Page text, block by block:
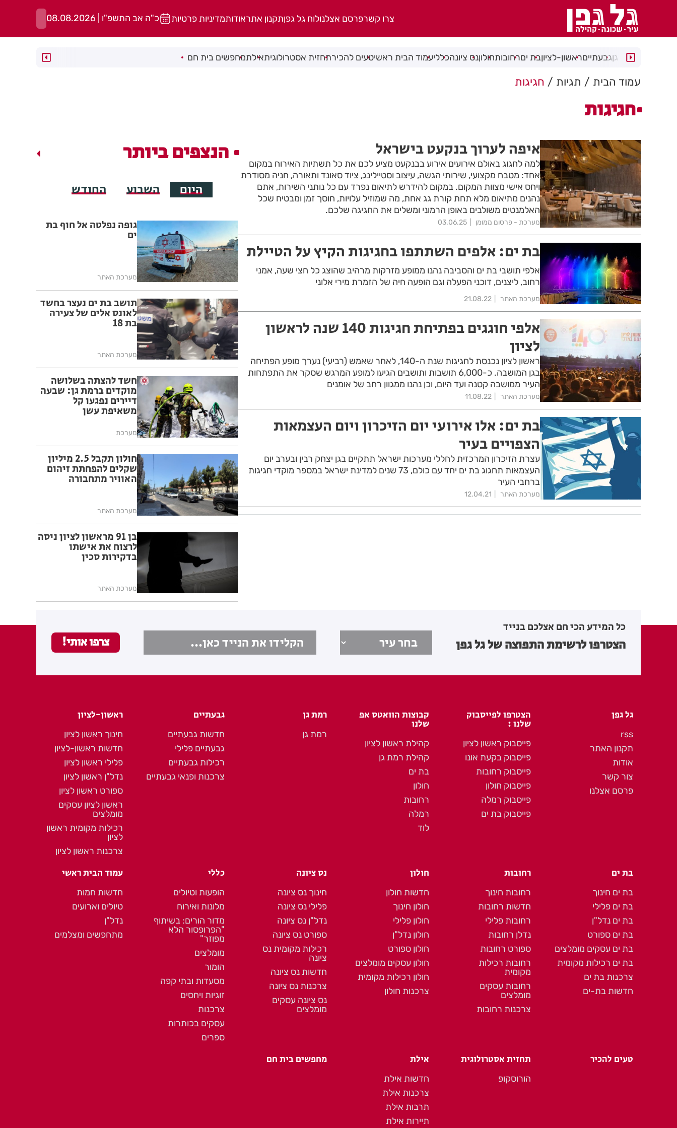
צרו קשרפרסם אצלנולוח גל גפןתקנון אתראודותמדיניות פרטיות כ"ה אב התשפ"ו | 08.08.2026
רמת גןגבעתייםראשון-לציוןבת יםרחובותחולוןנס ציונהכלליעמוד הבית ראשיטעים להכירתחזית אסטרולוגיתאילתמחפשים בית חם
עמוד הבית תגיות חגיגות
חגיגות
איפה לערוך בנקעט בישראל
למה לחגוג באולם אירועים אירוע בבנקעט מציע לכם את כל תשתיות האירוח במקום
אחד: מטבח מקצועי, שירותי הגשה, עיצוב וסטיילינג, ציוד סאונד ותאורה, חניה מסודרת
ויחס אישי מצוות המקום. במקום להידרש לתיאום נפרד עם כל נותני השירות, אתם
נהנים מתיאום מלא תחת קורת גג אחת, מה שמוזיל עלויות, חוסך זמן ומבטיח שכל
האלמנטים משולבים באופן הרמוני ומשלים את החגיגה שלכם.
מערכת - פרסום ממומן 03.06.25
בת ים: אלפים השתתפו בחגיגות הקיץ על הטיילת
אלפי תושבי בת ים והסביבה נהנו ממופע מזרקות מרהיב שהוצג כל חצי שעה, אמני
רחוב, ליצנים, דוכני הפעלה וגם הופעה חיה של הזמרת מירי אלוני
מערכת האתר 21.08.22
אלפי חוגגים בפתיחת חגיגות 140 שנה לראשון
לציון
ראשון לציון נכנסת לחגיגות שנת ה-140, לאחר שאמש (רביעי) נערך מופע הפתיחה
בגן המושבה. כ-6,000 תושבות ותושבים הגיעו למופע המרגש שסקר את התפתחות
העיר ממושבה קטנה ועד היום, וכן נהנו ממגוון רחב של אומנים
מערכת האתר 11.08.22
בת ים: אלו אירועי יום הזיכרון ויום העצמאות
הצפויים בעיר
עצרת הזיכרון המרכזית לחללי מערכות ישראל תתקיים בגן יצחק רבין ובערב יום
העצמאות תחגוג בת ים יחד עם כולם, 73 שנים למדינת ישראל במספר מוקדי חגיגות
ברחבי העיר
מערכת האתר 12.04.21
הנצפים ביותר
היום השבוע החודש
גופה נפלטה אל חוף בת
ים
מערכת האתר
תושב בת ים נעצר בחשד
לאונס אלים של צעירה
בת 18
מערכת האתר
חשד להצתה בשלושה
מוקדים ברמת גן: שבעה
דיירים נפגעו קל
משאיפת עשן
מערכת
חולון תקבל 2.5 מיליון
שקלים להפחתת זיהום
האוויר מתחבורה
מערכת האתר
בן 91 מראשון לציון ניסה
לרצוח את אישתו
בדקירות סכין
מערכת האתר
כל המידע הכי חם אצלכם בנייד
הצטרפו לרשימת התפוצה של גל גפן
גל גפן
rss
תקנון האתר
אודות
צור קשר
פרסם אצלנו
הצטרפו לפייסבוק
שלנו :
פייסבוק ראשון לציון
פייסבוק בקעת אונו
פייסבוק רחובות
פייסבוק חולון
פייסבוק רמלה
פייסבוק בת ים
קבוצות הוואטס אפ
שלנו
קהילת ראשון לציון
קהילת רמת גן
בת ים
חולון
רחובות
רמלה
לוד
רמת גן
רמת גן
גבעתיים
חדשות גבעתיים
גבעתיים פלילי
רכילות גבעתיים
צרכנות ופנאי גבעתיים
ראשון-לציון
חינוך ראשון לציון
חדשות ראשון-לציון
פלילי ראשון לציון
נדל"ן ראשון לציון
ספורט ראשון לציון
ראשון לציון עסקים
מומלצים
רכילות מקומית ראשון
לציון
צרכנות ראשון לציון
בת ים
בת ים חינוך
בת ים פלילי
בת ים נדל"ן
בת ים ספורט
בת ים עסקים מומלצים
בת ים רכילות מקומית
צרכנות בת ים
חדשות בת-ים
רחובות
רחובות חינוך
חדשות רחובות
רחובות פלילי
נדלן רחובות
ספורט רחובות
רחובות רכילות
מקומית
רחובות עסקים
מומלצים
צרכנות רחובות
חולון
חדשות חולון
חולון חינוך
חולון פלילי
חולון נדל"ן
חולון ספורט
חולון עסקים מומלצים
חולון רכילות מקומית
צרכנות חולון
נס ציונה
חינוך נס ציונה
פלילי נס ציונה
נדל"ן נס ציונה
ספורט נס ציונה
רכילות מקומית נס
ציונה
חדשות נס ציונה
צרכנות נס ציונה
נס ציונה עסקים
מומלצים
כללי
הופעות וטיולים
מלונות ואירוח
מדור הורים: בשיתוף
"הפרופסור הלא
מפוזר"
מומלצים
הומור
מסעדות ובתי קפה
זוגיות ויחסים
צרכנות
עסקים בכותרות
ספרים
עמוד הבית ראשי
חדשות חמות
טיולים וארועים
נדל"ן
מתחפשים ומצלמים
טעים להכיר תחזית אסטרולוגית
הורוסקופ
אילת
חדשות אילת
צרכנות אילת
תרבות אילת
תיירות אילת
מחפשים בית חם